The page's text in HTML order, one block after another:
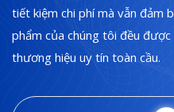
tiết kiệm chi phí mà vẫn đảm
phẩm của chúng tôi đều
thương hiệu uy tín toàn cầu.